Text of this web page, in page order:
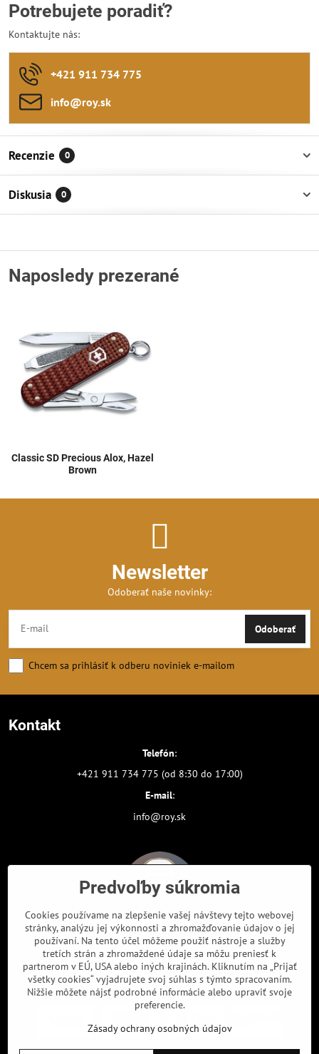
Potrebujete poradiť?
Kontaktujte nás:
+421 911 734 775
info​@roy​.sk
Recenzie 0
Diskusia 0
Naposledy prezerané
Classic SD Precious Alox, Hazel
Brown
Newsletter
Odoberať naše novinky:
Odoberať
Chcem sa prihlásiť k odberu noviniek e-mailom
Kontakt
Telefón:
+421 911 734 775 (od 8:30 do 17:00)
E-mail:
info@roy.sk
Odkazy
Predvoľby súkromia
Cookies používame na zlepšenie vašej návštevy tejto webovej
stránky, analýzu jej výkonnosti a zhromažďovanie údajov o jej
používaní. Na tento účel môžeme použiť nástroje a služby
tretích strán a zhromaždené údaje sa môžu preniesť k
partnerom v EÚ, USA alebo iných krajinách. Kliknutím na „Prijať
všetky cookies“ vyjadrujete svoj súhlas s týmto spracovaním.
Nižšie môžete nájsť podrobné informácie alebo upraviť svoje
preferencie.
Zásady ochrany osobných údajov